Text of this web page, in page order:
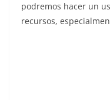
podremos hacer un
recursos,